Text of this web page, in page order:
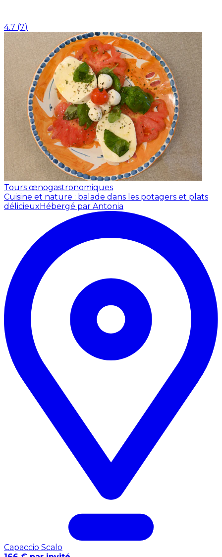
4.7 (7)
Tours œnogastronomiques
Cuisine et nature : balade dans les potagers et plats
délicieuxHébergé par Antonia
Capaccio Scalo